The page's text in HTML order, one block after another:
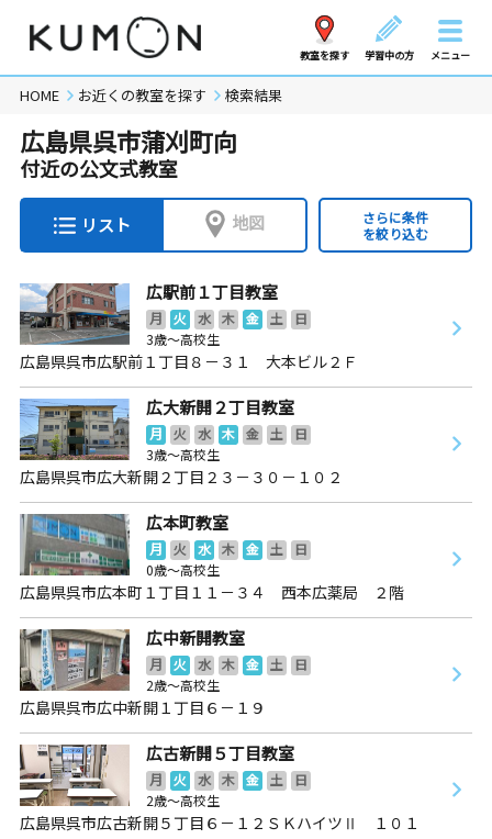
教室を探す 学習中の方 メニュー
HOME お近くの教室を探す 検索結果
広島県呉市蒲刈町向
付近の公文式教室
リスト 地図
さらに条件
を絞り込む
広駅前１丁目教室
月 火 水 木 金 土
日
3歳～高校生
広島県呉市広駅前１丁目８－３１ 大本ビル２Ｆ
広大新開２丁目教室
月 火 水 木 金 土
日
3歳～高校生
広島県呉市広大新開２丁目２３－３０－１０２
広本町教室
月 火 水 木 金 土
日
0歳～高校生
広島県呉市広本町１丁目１１－３４ 西本広薬局 ２階
広中新開教室
月 火 水 木 金 土
日
2歳～高校生
広島県呉市広中新開１丁目６－１９
広古新開５丁目教室
月 火 水 木 金 土
日
2歳～高校生
広島県呉市広古新開５丁目６－１２ＳＫハイツⅡ １０１